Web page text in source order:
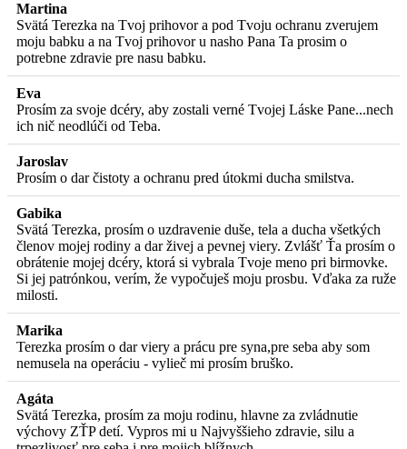
Martina
Svätá Terezka na Tvoj prihovor a pod Tvoju ochranu zverujem
moju babku a na Tvoj prihovor u nasho Pana Ta prosim o
potrebne zdravie pre nasu babku.
Eva
Prosím za svoje dcéry, aby zostali verné Tvojej Láske Pane...nech
ich nič neodlúči od Teba.
Jaroslav
Prosím o dar čistoty a ochranu pred útokmi ducha smilstva.
Gabika
Svätá Terezka, prosím o uzdravenie duše, tela a ducha všetkých
členov mojej rodiny a dar živej a pevnej viery. Zvlášť Ťa prosím o
obrátenie mojej dcéry, ktorá si vybrala Tvoje meno pri birmovke.
Si jej patrónkou, verím, že vypočuješ moju prosbu. Vďaka za ruže
milosti.
Marika
Terezka prosím o dar viery a prácu pre syna,pre seba aby som
nemusela na operáciu - vylieč mi prosím bruško.
Agáta
Svätá Terezka, prosím za moju rodinu, hlavne za zvládnutie
výchovy ZŤP detí. Vypros mi u Najvyššieho zdravie, silu a